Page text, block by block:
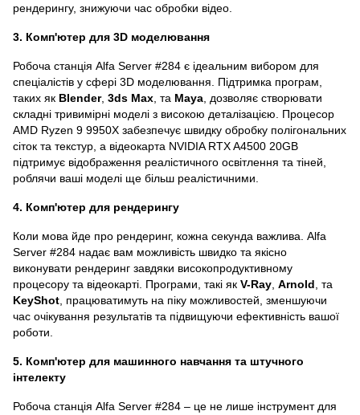
рендерингу, знижуючи час обробки відео.
3. Комп'ютер для 3D моделювання
Робоча станція Alfa Server #284 є ідеальним вибором для
спеціалістів у сфері 3D моделювання. Підтримка програм,
таких як Blender, 3ds Max, та Maya, дозволяє створювати
складні тривимірні моделі з високою деталізацією. Процесор
AMD Ryzen 9 9950X забезпечує швидку обробку полігональних
сіток та текстур, а відеокарта NVIDIA RTX A4500 20GB
підтримує відображення реалістичного освітлення та тіней,
роблячи ваші моделі ще більш реалістичними.
4. Комп'ютер для рендерингу
Коли мова йде про рендеринг, кожна секунда важлива. Alfa
Server #284 надає вам можливість швидко та якісно
виконувати рендеринг завдяки високопродуктивному
процесору та відеокарті. Програми, такі як V-Ray, Arnold, та
KeyShot, працюватимуть на піку можливостей, зменшуючи
час очікування результатів та підвищуючи ефективність вашої
роботи.
5. Комп'ютер для машинного навчання та штучного
інтелекту
Робоча станція Alfa Server #284 – це не лише інструмент для